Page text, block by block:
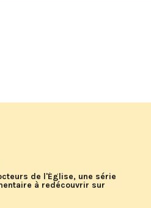
de l'Église, une série
à redécouvrir sur